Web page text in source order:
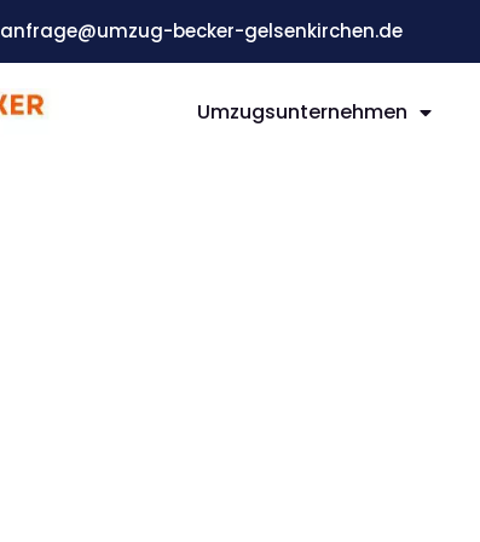
anfrage@umzug-becker-gelsenkirchen.de
Umzugsunternehmen